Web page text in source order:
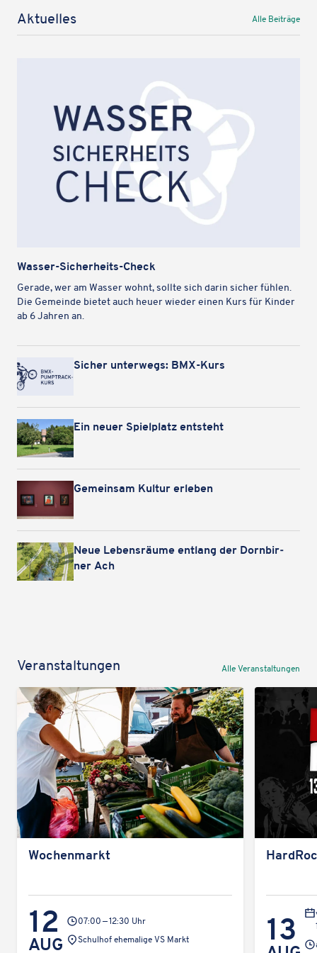
Aktu­el­les Alle Beiträge
Wasser-Sicher­heits-Check
Gerade, wer am Wasser wohnt, sollte sich darin sicher fühlen.
Die Gemeinde bietet auch heuer wieder einen Kurs für Kinder
ab 6 Jahren an.
Sicher unter­wegs: BMX-Kurs
Ein neuer Spiel­platz entsteht
Gemein­sam Kultur erleben
Neue Lebens­räume entlang der Dorn­bir­
ner Ach
Veran­stal­tun­gen Alle Veran­stal­tun­gen
Wochen­markt
12
AUG
07:00 — 12:30 Uhr
Veran­
Schul­hof ehema­lige VS Markt 13